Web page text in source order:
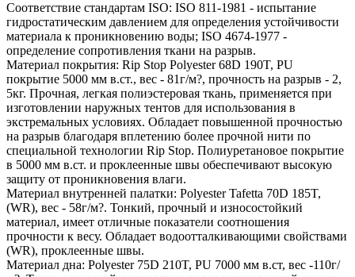
Соответствие стандартам ISO: ISO 811-1981 - испытание
гидростатическим давлением для определения устойчивости
материала к проникновению воды; ISO 4674-1977 -
определение сопротивления ткани на разрыв.
Материал покрытия: Rip Stop Polyester 68D 190T, PU
покрытие 5000 мм в.ст., вес - 81г/м?, прочность на разрыв - 2,
5кг. Прочная, легкая полиэстеровая ткань, применяется при
изготовлении наружных тентов для использования в
экстремальных условиях. Обладает повышенной прочностью
на разрыв благодаря вплетению более прочной нити по
специальной технологии Rip Stop. Полиуретановое покрытие
в 5000 мм в.ст. и проклеенные швы обеспечивают высокую
защиту от проникновения влаги.
Материал внутренней палатки: Polyester Tafetta 70D 185T,
(WR), вес - 58г/м?. Тонкий, прочный и износостойкий
материал, имеет отличные показатели соотношения
прочности к весу. Обладает водоотталкивающими свойствами
(WR), проклеенные швы.
Материал дна: Polyester 75D 210T, PU 7000 мм в.ст, вес -110г/